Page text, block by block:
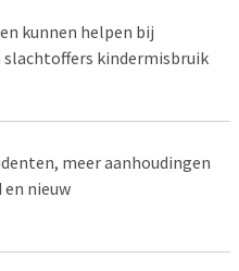
kunnen helpen bij
slachtoffers kindermisbruik
meer aanhoudingen
en nieuw